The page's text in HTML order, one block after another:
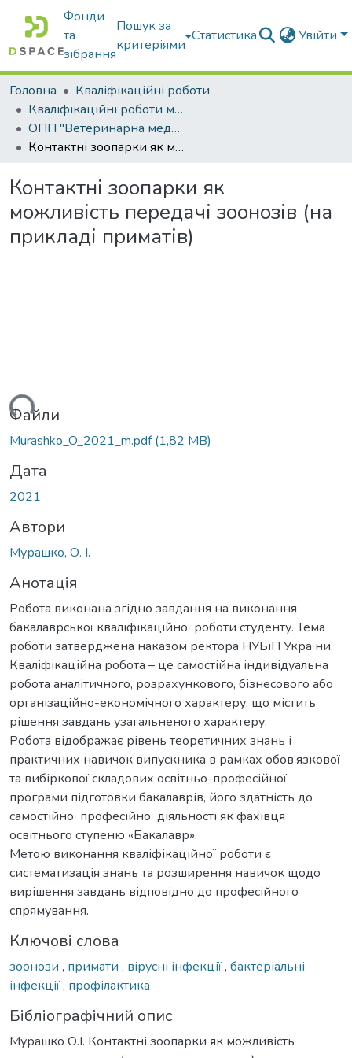
Фонди
та
зібрання
Пошук за
критеріями
Статистика Увійти
Головна
Кваліфікаційні роботи
Кваліфікаційні роботи магістрів
ОПП "Ветеринарна медицина"
Контактні зоопарки як можливість передачі зоонозів (на прикладі приматів)
Контактні зоопарки як
можливість передачі зоонозів (на
прикладі приматів)
Файли
Murashko_O_2021_m.pdf(1,82 MB)
Дата
2021
Автори
Мурашко, О. І.
Анотація
Робота виконана згідно завдання на виконання
бакалаврської кваліфікаційної роботи студенту. Тема
роботи затверджена наказом ректора НУБіП України.
Кваліфікаційна робота – це самостійна індивідуальна
робота аналітичного, розрахункового, бізнесового або
організаційно-економічного характеру, що містить
рішення завдань узагальненого характеру.
Робота відображає рівень теоретичних знань і
практичних навичок випускника в рамках обов’язкової
та вибіркової складових освітньо-професійної
програми підготовки бакалаврів, його здатність до
самостійної професійної діяльності як фахівця
освітнього ступеню «Бакалавр».
Метою виконання кваліфікаційної роботи є
систематизація знань та розширення навичок щодо
вирішення завдань відповідно до професійного
спрямування.
Ключові слова
зоонози , примати , вірусні інфекції, бактеріальні
інфекції, профілактика
Бібліографічний опис
Мурашко О.І. Контактні зоопарки як можливість